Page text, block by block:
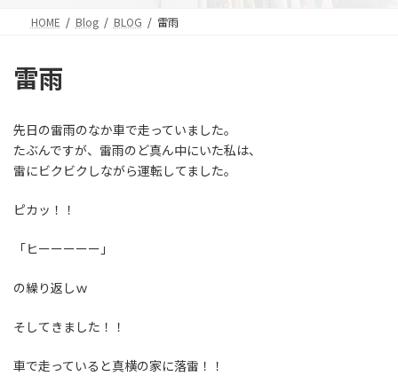
HOME Blog BLOG 雷雨
雷雨
先日の雷雨のなか車で走っていました。
たぶんですが、雷雨のど真ん中にいた私は、
雷にビクビクしながら運転してました。
ピカッ！！
「ヒーーーーー」
の繰り返しｗ
そしてきました！！
車で走っていると真横の家に落雷！！